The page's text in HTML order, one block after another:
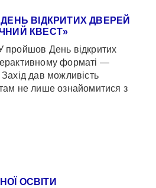
ВІДКРИТИХ ДВЕРЕЙ
КВЕСТ»
пройшов День відкритих
форматі —
дав можливість
не лише ознайомитися з
ОСВІТИ